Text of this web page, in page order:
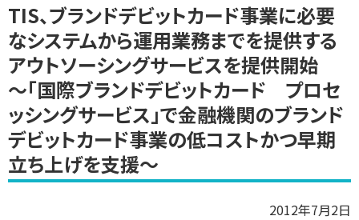
TIS、ブランドデビットカード事業に必要
なシステムから運用業務までを提供する
アウトソーシングサービスを提供開始
～「国際ブランドデビットカード プロセ
ッシングサービス」で金融機関のブランド
デビットカード事業の低コストかつ早期
立ち上げを支援～
2012年7月2日